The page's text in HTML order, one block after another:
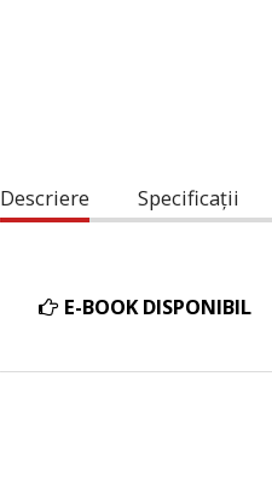
Descriere Specificații
E-BOOK DISPONIBIL